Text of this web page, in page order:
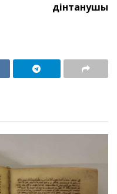
дінтанушы